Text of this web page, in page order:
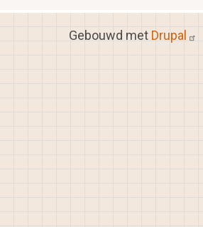
Gebouwd met Drupal